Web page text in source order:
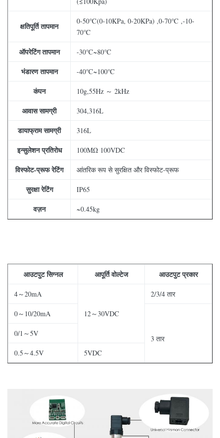
क्षतिपूर्ति तापमान
0-50℃(0-10KPa, 0-20KPa) ,0-70℃ ,-10-
70℃
ऑपरेटिंग तापमान -30℃~80℃
भंडारण तापमान -40℃~100℃
कंपन 10g,55Hz ～ 2kHz
आवास सामग्री 304,316L
डायाफ्राम सामग्री 316L
इन्सुलेशन प्रतिरोध 100MΩ 100VDC
विस्फोट-प्रूफ रेटिंग आंतरिक रूप से सुरक्षित और विस्फोट-प्रूफ
सुरक्षा रेटिंग IP65
वज़न ~0.45kg
आउटपुट सिग्नल आपूर्ति वोल्टेज आउटपुट प्रकार
4～20mA
12～30VDC
2/3/4 तार
0～10/20mA
3 तार
0/1～5V
0.5～4.5V 5VDC